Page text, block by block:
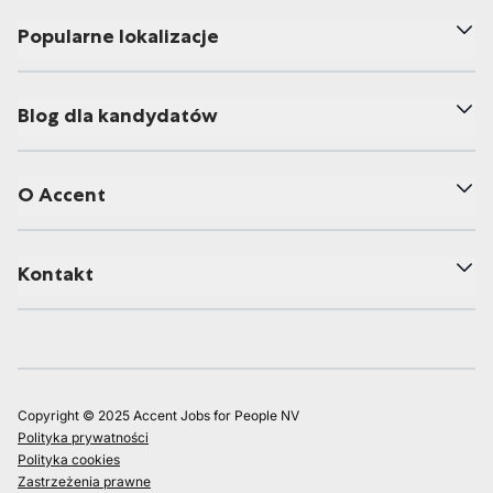
Popularne lokalizacje
Blog dla kandydatów
O Accent
Kontakt
Copyright © 2025 Accent Jobs for People NV
Polityka prywatności
Polityka cookies
Zastrzeżenia prawne